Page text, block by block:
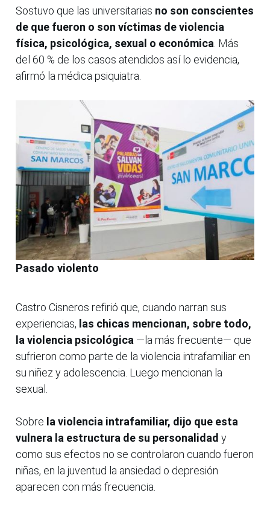
Sostuvo que las universitarias no son conscientes
de que fueron o son víctimas de violencia
física, psicológica, sexual o económica . Más
del 60 % de los casos atendidos así lo evidencia,
afirmó la médica psiquiatra.
Pasado violento
Castro Cisneros refirió que, cuando narran sus
experiencias, las chicas mencionan, sobre todo,
la violencia psicológica —la más frecuente— que
sufrieron como parte de la violencia intrafamiliar en
su niñez y adolescencia. Luego mencionan la
sexual.
Sobre la violencia intrafamiliar, dijo que esta
vulnera la estructura de su personalidad y
como sus efectos no se controlaron cuando fueron
niñas, en la juventud la ansiedad o depresión
aparecen con más frecuencia.